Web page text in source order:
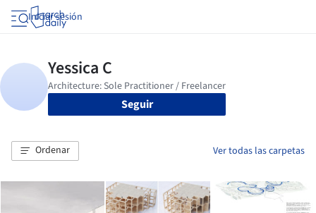
Iniciar sesión
Seguir
Ordenar Ver todas las carpetas